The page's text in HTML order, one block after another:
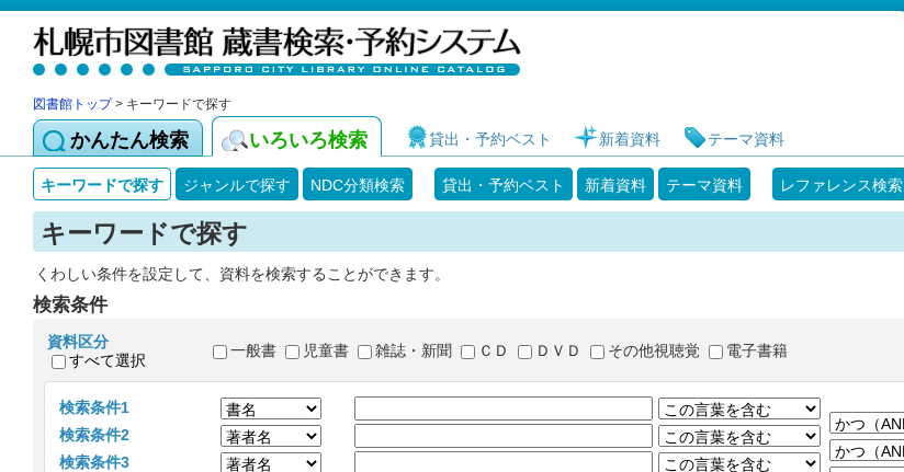
札幌市図書館 蔵書検索・予約システム
図書館トップ> キーワードで探す
かんたん検索 いろいろ検索 貸出・予約ベスト 新着資料 テーマ資料
キーワードで探す ジャンルで探す NDC分類検索 貸出・予約ベスト 新着資料 テーマ資料 レファレンス検索
キーワードで探す
くわしい条件を設定して、資料を検索することができます。
検索条件
資料区分
すべて選択
一般書 児童書 雑誌・新聞 ＣＤ ＤＶＤ その他視聴覚 電子書籍
検索条件1
検索条件2
検索条件3